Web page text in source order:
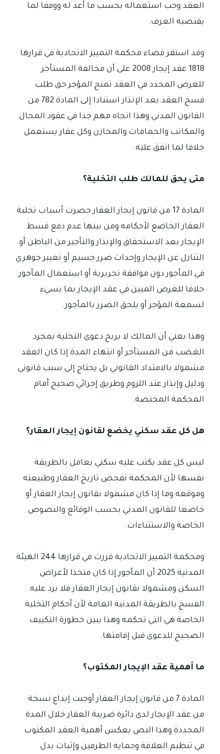
العقد وجب استعماله بحسب ما أعد له ووفقا لما
يقتضيه العرف.
وقد استقر قضاء محكمة التمييز الاتحادية في قرارها
1818 عقد إيجار 2008 على أن مخالفة المستأجر
للغرض المحدد في العقد تمنح المؤجر حق طلب
فسخ العقد بعد الإنذار استنادا إلى المادة 782 من
القانون المدني وهذا اتجاه مهم جدا في عقود المحال
والمكاتب والحمامات والمخازن وكل عقار يستعمل
خلافا لما اتفق عليه.
متى يحق للمالك طلب التخلية؟
المادة 17 من قانون إيجار العقار حصرت أسباب تخلية
العقار الخاضع لأحكامه ومن بينها عدم دفع قسط
الإيجار بعد الاستحقاق والإنذار والتأجير من الباطن أو
التنازل عن الإيجار وإحداث ضرر جسيم أو تغيير جوهري
في المأجور دون موافقة تحريرية أو استعمال المأجور
خلافا للغرض المبين في عقد الإيجار بما يسيء
لسمعة المؤجر أو يلحق الضرر بالمأجور.
وهذا يعني أن المالك لا يربح دعوى التخلية بمجرد
الغضب من المستأجر أو انتهاء المدة إذا كان العقد
مشمولا بالامتداد القانوني بل يحتاج إلى سبب قانوني
ودليل وإنذار عند اللزوم وطريق إجرائي صحيح أمام
المحكمة المختصة.
هل كل عقد سكني يخضع لقانون إيجار العقار؟
ليس كل عقد يكتب عليه سكني يعامل بالطريقة
نفسها لأن المحكمة تفحص تاريخ العقار وطبيعته
وموقعه وما إذا كان مشمولا بقانون إيجار العقار أو
خاضعا للقانون المدني بحسب الوقائع والنصوص
الخاصة والاستثناءات.
ومحكمة التمييز الاتحادية قررت في قرارها 244 الهيئة
المدنية 2025 أن المأجور إذا كان متخذا لأغراض
السكن ومشمولا بقانون إيجار العقار فلا يرد عليه
الفسخ بالطريقة المدنية العامة لأن أحكام التخلية
الخاصة هي التي تحكمه وهذا يبين خطورة التكييف
الصحيح للدعوى قبل إقامتها.
ما أهمية عقد الإيجار المكتوب؟
المادة 7 من قانون إيجار العقار أوجبت إيداع نسخة
من عقد الإيجار لدى دائرة ضريبة العقار خلال المدة
المحددة وهذا النص يعكس أهمية العقد المكتوب
في تنظيم العلاقة وحماية الطرفين وإثبات بدل